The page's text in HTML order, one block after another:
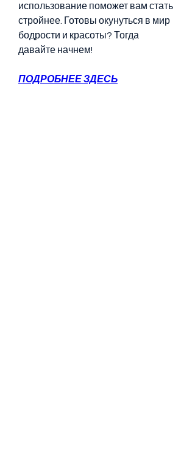
использование поможет вам стать
стройнее. Готовы окунуться в мир
бодрости и красоты? Тогда
давайте начнем!
ПОДРОБНЕЕ ЗДЕСЬ